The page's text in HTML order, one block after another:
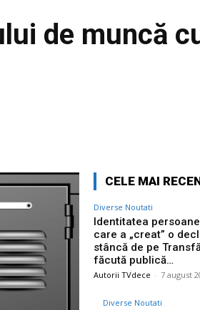
de muncă
CELE MAI
Diverse Noutati
Identitatea
care a „creat” o
stâncă de pe
făcută publică…
Autorii TVdece - 7 august
Diverse Noutati